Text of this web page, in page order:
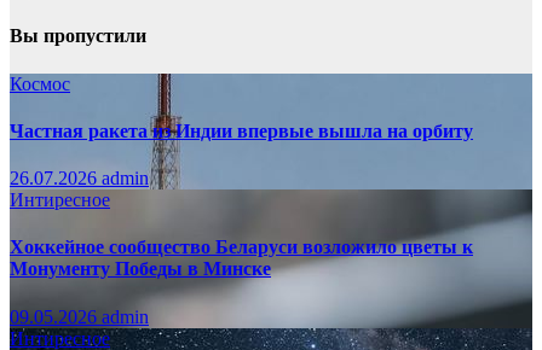
Вы пропустили
Космос
Частная ракета из Индии впервые вышла на орбиту
26.07.2026 admin
Интиресное
Хоккейное сообщество Беларуси возложило цветы к
Монументу Победы в Минске
09.05.2026 admin
Интиресное